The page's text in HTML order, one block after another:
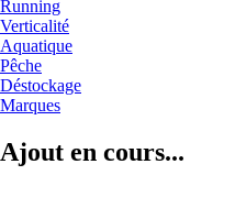
Running
Verticalité
Aquatique
Pêche
Déstockage
Marques
Ajout en cours...